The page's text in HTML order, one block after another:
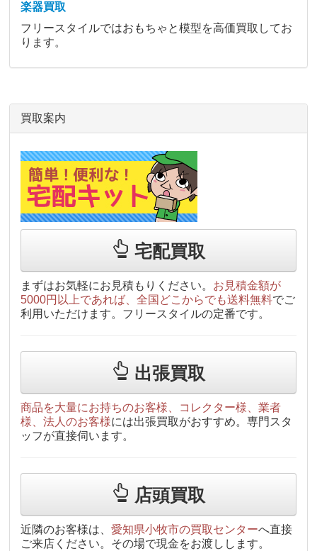
楽器買取
フリースタイルではおもちゃと模型を高価買取してお
ります。
買取案内
宅配買取
まずはお気軽にお見積もりください。 お見積金額が
5000円以上であれば、全国どこからでも送料無料でご
利用いただけます。フリースタイルの定番です。
出張買取
商品を大量にお持ちのお客様、コレクター様、業者
様、法人のお客様には出張買取がおすすめ。専門スタ
ッフが直接伺います。
店頭買取
近隣のお客様は、愛知県小牧市の買取センターへ直接
ご来店ください。その場で現金をお渡しします。